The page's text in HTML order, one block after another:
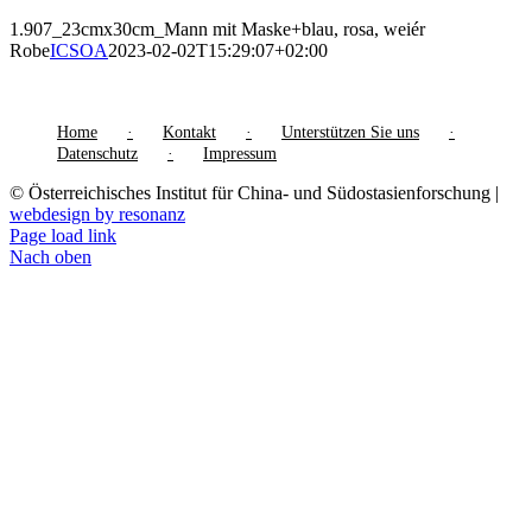
1.907_23cmx30cm_Mann mit Maske+blau, rosa, weiér
RobeICSOA2023-02-02T15:29:07+02:00
Home Kontakt
Unterstützen Sie uns
Datenschutz
Impressum
© Österreichisches Institut für China- und Südostasienforschung |
webdesign by resonanz
Page load link
Nach oben